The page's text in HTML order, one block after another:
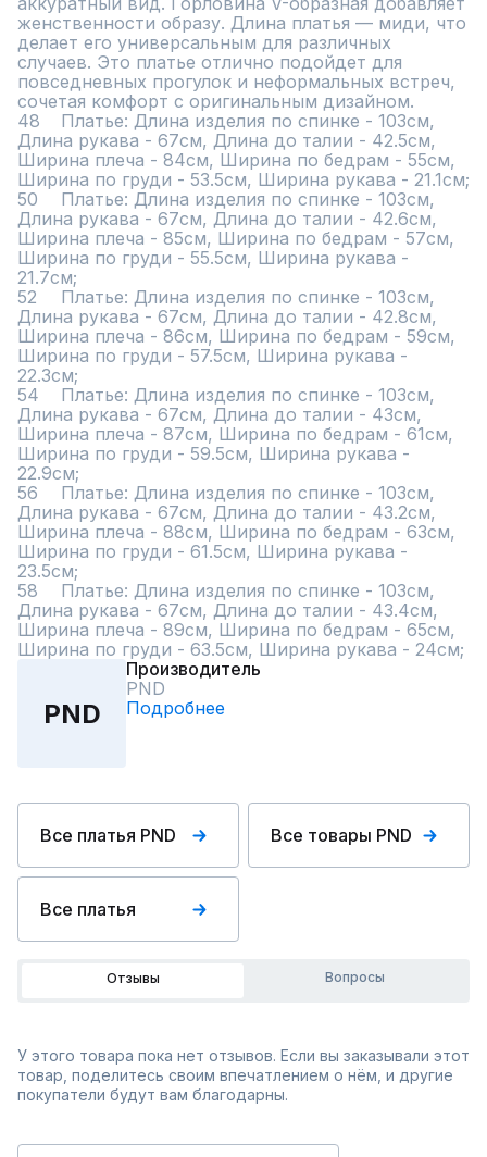
женственности образу. Длина платья — миди, что
делает его универсальным для различных
случаев. Это платье отлично подойдет для
повседневных прогулок и неформальных встреч,
сочетая комфорт с оригинальным дизайном.
48	Платье: Длина изделия по спинке - 103см,
Длина рукава - 67см, Длина до талии - 42.5см,
Ширина плеча - 84см, Ширина по бедрам - 55см,
Ширина по груди - 53.5см, Ширина рукава - 21.1см;
50	Платье: Длина изделия по спинке - 103см,
Длина рукава - 67см, Длина до талии - 42.6см,
Ширина плеча - 85см, Ширина по бедрам - 57см,
Ширина по груди - 55.5см, Ширина рукава -
21.7см;
52	Платье: Длина изделия по спинке - 103см,
Длина рукава - 67см, Длина до талии - 42.8см,
Ширина плеча - 86см, Ширина по бедрам - 59см,
Ширина по груди - 57.5см, Ширина рукава -
22.3см;
54	Платье: Длина изделия по спинке - 103см,
Длина рукава - 67см, Длина до талии - 43см,
Ширина плеча - 87см, Ширина по бедрам - 61см,
Ширина по груди - 59.5см, Ширина рукава -
22.9см;
56	Платье: Длина изделия по спинке - 103см,
Длина рукава - 67см, Длина до талии - 43.2см,
Ширина плеча - 88см, Ширина по бедрам - 63см,
Ширина по груди - 61.5см, Ширина рукава -
23.5см;
58	Платье: Длина изделия по спинке - 103см,
Длина рукава - 67см, Длина до талии - 43.4см,
Ширина плеча - 89см, Ширина по бедрам - 65см,
Ширина по груди - 63.5см, Ширина рукава - 24см;
PND
Производитель
PND
Подробнее
Все платья PND Все товары PND
Все платья
Отзывы Вопросы
У этого товара пока нет отзывов. Если вы заказывали этот
товар, поделитесь своим впечатлением о нём, и другие
покупатели будут вам благодарны.